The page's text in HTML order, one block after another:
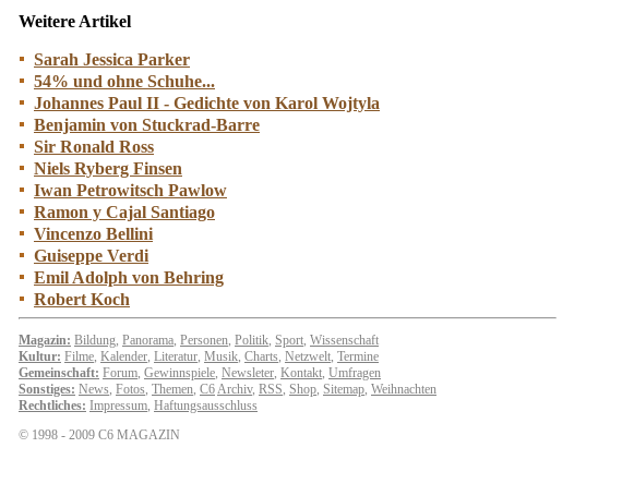
Weitere Artikel
Sarah Jessica Parker
54% und ohne Schuhe...
Johannes Paul II - Gedichte von Karol Wojtyla
Benjamin von Stuckrad-Barre
Sir Ronald Ross
Niels Ryberg Finsen
Iwan Petrowitsch Pawlow
Ramon y Cajal Santiago
Vincenzo Bellini
Guiseppe Verdi
Emil Adolph von Behring
Robert Koch
Magazin: Bildung, Panorama, Personen, Politik, Sport, Wissenschaft
Kultur: Filme, Kalender, Literatur, Musik, Charts, Netzwelt, Termine
Gemeinschaft: Forum, Gewinnspiele, Newsleter, Kontakt, Umfragen
Sonstiges: News, Fotos, Themen, C6Archiv, RSS, Shop, Sitemap, Weihnachten
Rechtliches: Impressum, Haftungsausschluss
© 1998 - 2009 C6 MAGAZIN